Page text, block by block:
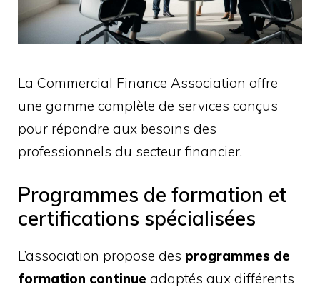
La Commercial Finance Association offre
une gamme complète de services conçus
pour répondre aux besoins des
professionnels du secteur financier.
Programmes de formation et
certifications spécialisées
L’association propose des programmes de
formation continue adaptés aux différents